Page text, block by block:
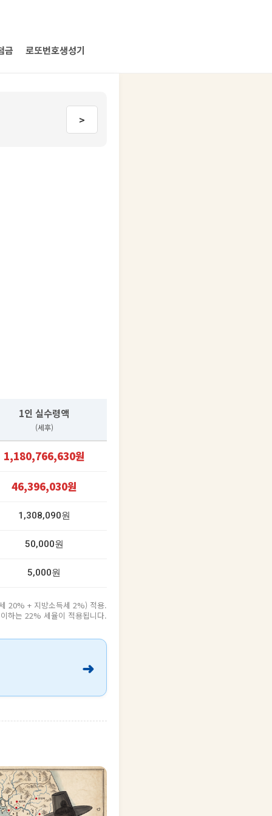
금 로또번호생성기
>
1인 실수령액
(세후)
1,180,766,630원
46,396,030원
1,308,090원
50,000원
5,000원
20% + 지방소득세 2%) 적용.
하는 22% 세율이 적용됩니다.
➜